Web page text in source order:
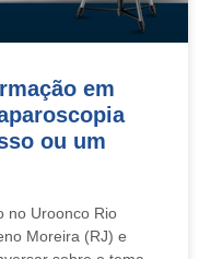
em
ou um
no Uroonco Rio
Moreira (RJ) e